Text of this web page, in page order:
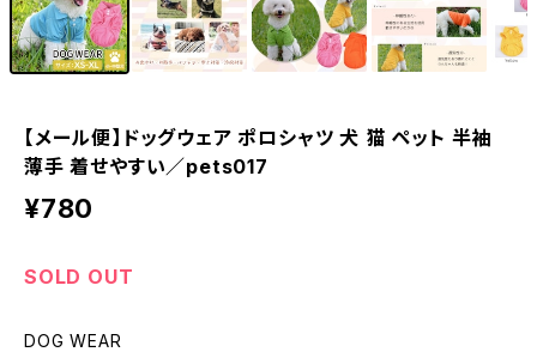
【メール便】ドッグウェア ポロシャツ 犬 猫 ペット 半袖
薄手 着せやすい／pets017
¥780
SOLD OUT
DOG WEAR